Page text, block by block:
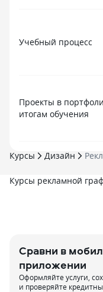
Курсы рекламной
Учебный процесс
Проекты в
итогам обучения
Курсы Дизайн
Сравни в
приложении
Оформляйте услуги,
и проверяйте